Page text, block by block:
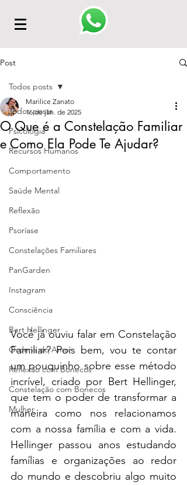
Post
Todos posts
Psicologia
Recursos Humanos
Comportamento
Saúde Mental
Reflexão
Psoríase
Constelações Familiares
PanGarden
Instagram
Consciência
Bert Hellinger
Ordens do Amor
Reflexão com Bonecos
Constelação com Bonecos
Mulher
Todos posts
O Que é a Constelação Familiar
e Como Ela Pode Te Ajudar?
Marilice Zanato
16 de jan. de 2025
Você já ouviu falar em Constelação
Familiar? Pois bem, vou te contar
um pouquinho sobre esse método
incrível, criado por Bert Hellinger,
que tem o poder de transformar a
maneira como nos relacionamos
com a nossa família e com a vida.
Hellinger passou anos estudando
famílias e organizações ao redor
do mundo e descobriu algo muito